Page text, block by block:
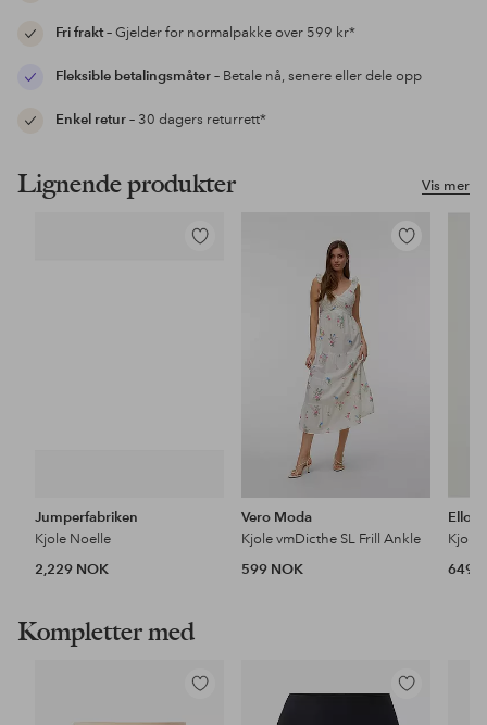
Fri frakt– Gjelder for normalpakke over 599 kr*
Fleksible betalingsmåter– Betale nå, senere eller dele opp
Enkel retur– 30 dagers returrett*
Vis mer
Lignende produkter
Legg
Jumperfabriken
Kjole Noelle
2,229 NOK
Legg
Vero Moda
Kjole vmDicthe SL Frill Ankle
599 NOK
Ellos
Kjole
649
Kompletter med
Legg
Legg
til